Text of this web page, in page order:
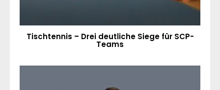
Tischtennis – Drei deutliche Siege für SCP-
Teams